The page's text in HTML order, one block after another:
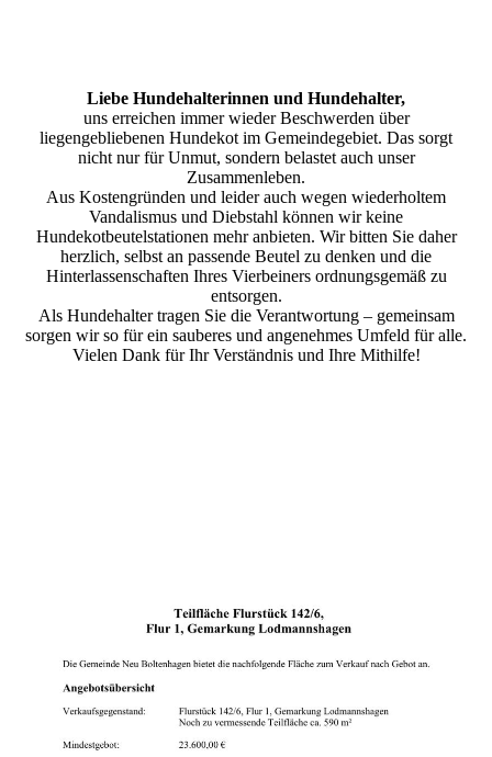
Liebe Hundehalterinnen und Hundehalter,
uns erreichen immer wieder Beschwerden über
liegengebliebenen Hundekot im Gemeindegebiet. Das sorgt
nicht nur für Unmut, sondern belastet auch unser
Zusammenleben.
Aus Kostengründen und leider auch wegen wiederholtem
Vandalismus und Diebstahl können wir keine
Hundekotbeutelstationen mehr anbieten. Wir bitten Sie daher
herzlich, selbst an passende Beutel zu denken und die
Hinterlassenschaften Ihres Vierbeiners ordnungsgemäß zu
entsorgen.
Als Hundehalter tragen Sie die Verantwortung – gemeinsam
sorgen wir so für ein sauberes und angenehmes Umfeld für alle.
Vielen Dank für Ihr Verständnis und Ihre Mithilfe!